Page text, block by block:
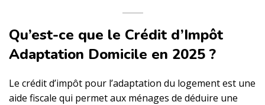
Qu’est-ce que le Crédit d’Impôt
Adaptation Domicile en 2025 ?
Le crédit d’impôt pour l’adaptation du logement est une
aide fiscale qui permet aux ménages de déduire une